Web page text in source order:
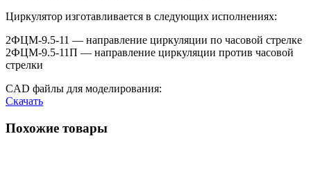
Циркулятор изготавливается в следующих исполнениях:
2ФЦМ-9.5-11 — направление циркуляции по часовой стрелке
2ФЦМ-9.5-11П — направление циркуляции против часовой
стрелки
CAD файлы для моделирования:
Скачать
Похожие товары